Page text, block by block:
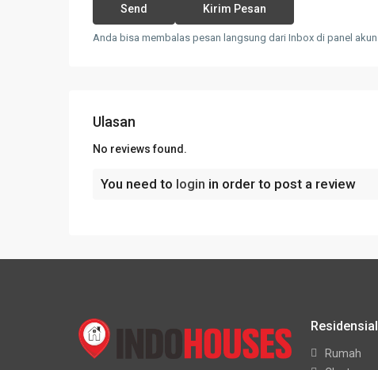
Anda bisa membalas pesan langsung dari Inbox di panel akun
Ulasan
No reviews found.
You need to login in order to post a review
Residensial
Rumah